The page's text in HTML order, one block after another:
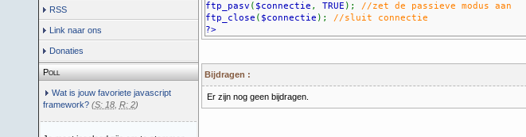
RSS
Link naar ons
Donaties
Poll
Wat is jouw favoriete javascript
framework? (S: 18, R: 2)
ftp_pasv ( $connectie , TRUE );
//zet de passieve modus aan
ftp_close ( $connectie );
//sluit connectie
?>
Bijdragen :
Er zijn nog geen bijdragen.